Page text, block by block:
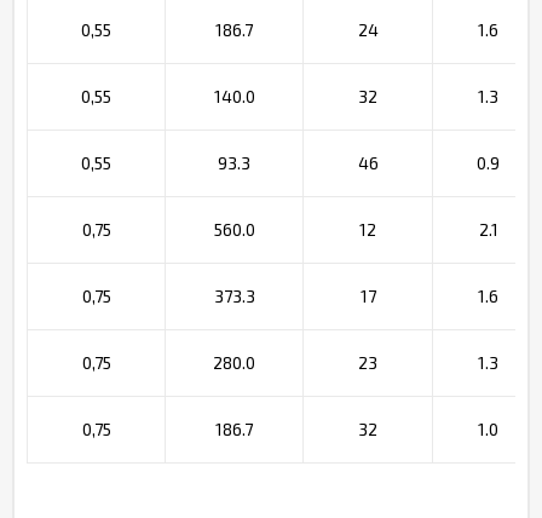
0,55 186.7 24 1.6
0,55 140.0 32 1.3
0,55 93.3 46 0.9
0,75 560.0 12 2.1
0,75 373.3 17 1.6
0,75 280.0 23 1.3
0,75 186.7 32 1.0